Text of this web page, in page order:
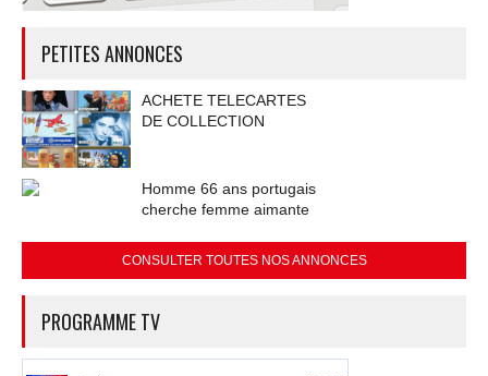
PETITES ANNONCES
ACHETE TELECARTES
DE COLLECTION
Homme 66 ans portugais
cherche femme aimante
CONSULTER TOUTES NOS ANNONCES
PROGRAMME TV